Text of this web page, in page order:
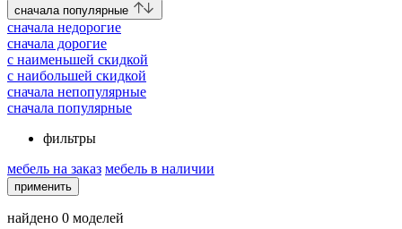
cначала популярные
cначала недорогие
cначала дорогие
c наименьшей скидкой
c наибольшей скидкой
сначала непопулярные
сначала популярные
фильтры
мебель на заказ мебель в наличии
применить
найдено 0 моделей